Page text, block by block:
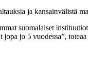
ja kansainvälistä
suomalaiset
jopa jo 5 vuodessa”,